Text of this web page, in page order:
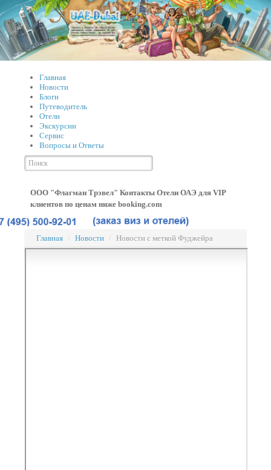
Главная
Новости
Блоги
Путеводитель
Отели
Экскурсии
Сервис
Вопросы и Ответы
ООО "Флагман Трэвел" Контакты Отели ОАЭ для VIP
клиентов по ценам ниже booking.com
Главная / Новости / Новости с меткой Фуджейра